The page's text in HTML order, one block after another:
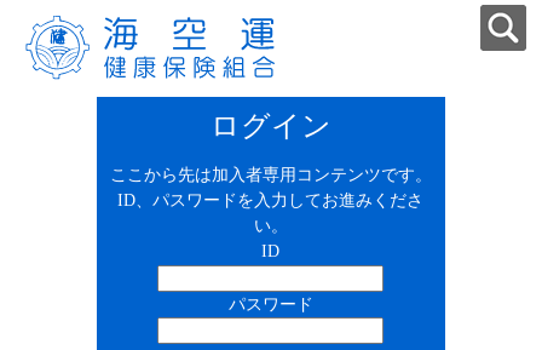
ログイン
ここから先は加入者専用コンテンツです。
ID、パスワードを入力してお進みくださ
い。
ID
パスワード